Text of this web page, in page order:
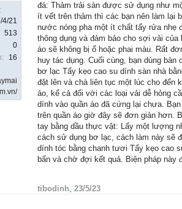
4/21
513
0
16
đá: Thảm trải sàn được sử dụng như
ít vết trên thảm thì các bạn nên làm lại
nước nóng pha một ít chất tẩy rửa nhẹ
thông dụng và đảm bảo cho sợi vải
áo sẽ không bị ố hoặc phai màu. Rất
huy tác dụng. Cuối cùng, bạn dùng
bơ lạc Tẩy kẹo cao su dính sàn nhà
đặt lên và chà liên tục một lúc cho đến
áo, kể cả đối với các loại vải dễ hỏng
dính vào quần áo đã cứng lại chưa.
trên quần áo giờ đây sẽ đơn giản hơn.
tay bằng dầu thực vật: Lấy một lượng
cách sử dụng bơ lạc, cách làm này sẽ
dính tóc bằng chanh tươi Tẩy kẹo cao
bẩn và chờ đợi kết quả. Biện pháp
tibodinh, 23/5/23